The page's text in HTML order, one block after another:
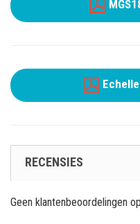
RECENSIES
Geen klantenbeoordelingen